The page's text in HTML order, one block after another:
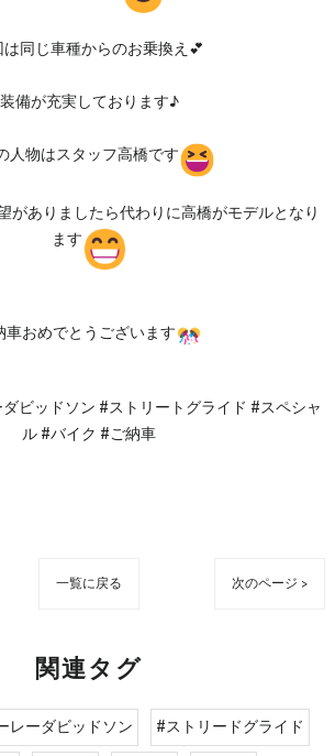
同じ車種からのお乗換え💕
装備が充実しております♪
人物はスタッフ高橋です
がありましたら代わりに高橋がモデルとなり
ます
車おめでとうございます
ビッドソン #ストリートグライド #スペシャ
ル #バイク #ご納車
一覧に戻る 次のページ >
関連タグ
レーダビッドソン
#ストリードグライド